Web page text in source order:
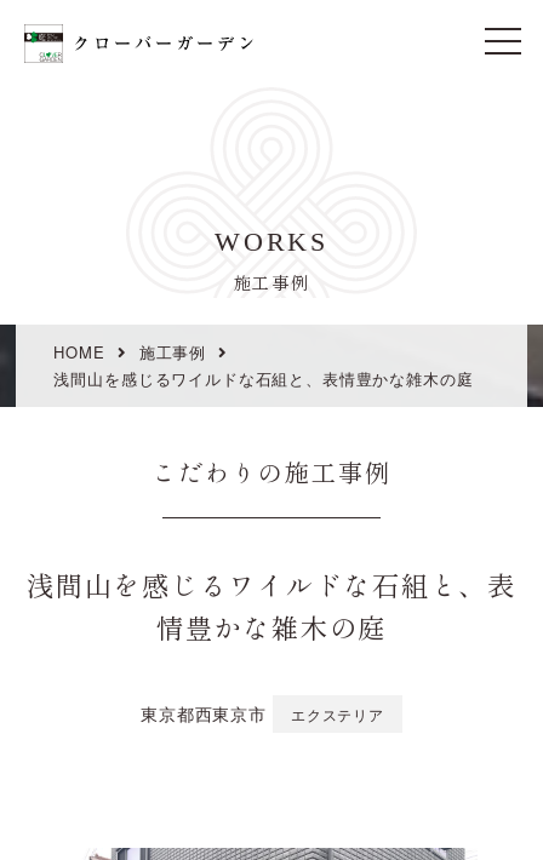
t
WORKS
施工事例
HOME
施工事例
浅間山を感じるワイルドな石組と、表情豊かな雑木の庭
こだわりの施工事例
浅間山を感じるワイルドな石組と、表
情豊かな雑木の庭
東京都西東京市 エクステリア